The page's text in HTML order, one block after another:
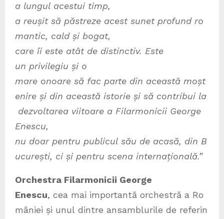
a lungul acestui timp,
a reușit să păstreze acest sunet profund ro
mantic, cald și bogat,
care îi este atât de distinctiv. Este
un privilegiu și o
mare onoare să fac parte din această moșt
enire și din această istorie și să contribui la
dezvoltarea viitoare a Filarmonicii George
Enescu,
nu doar pentru publicul său de acasă, din B
ucurești, ci și pentru scena internațională.”
Orchestra Filarmonicii George
Enescu, cea mai importantă orchestră a Ro
mâniei și unul dintre ansamblurile de referin